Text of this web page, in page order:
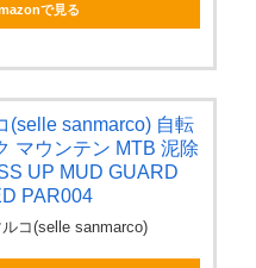
で見る
(selle sanmarco) 自転
マウンテン MTB 泥除
UP MUD GUARD
PAR004
コ(selle sanmarco)